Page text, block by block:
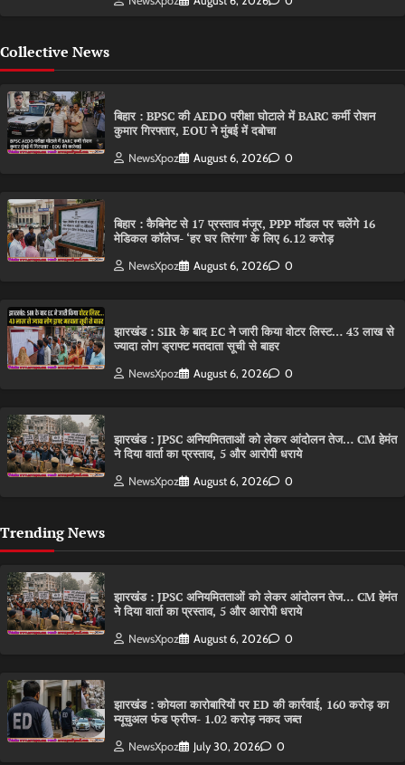
Collective News
बिहार : BPSC की AEDO परीक्षा घोटाले में BARC कर्मी रोशन
कुमार गिरफ्तार, EOU ने मुंबई में दबोचा
NewsXpoz August 6, 2026 0
बिहार : कैबिनेट से 17 प्रस्ताव मंजूर, PPP मॉडल पर चलेंगे 16
मेडिकल कॉलेज- ‘हर घर तिरंगा’ के लिए 6.12 करोड़
NewsXpoz August 6, 2026 0
झारखंड : SIR के बाद EC ने जारी किया वोटर लिस्ट… 43 लाख से
ज्यादा लोग ड्राफ्ट मतदाता सूची से बाहर
NewsXpoz August 6, 2026 0
झारखंड : JPSC अनियमितताओं को लेकर आंदोलन तेज… CM हेमंत
ने दिया वार्ता का प्रस्ताव, 5 और आरोपी धराये
NewsXpoz August 6, 2026 0
Trending News
झारखंड : JPSC अनियमितताओं को लेकर आंदोलन तेज… CM हेमंत
ने दिया वार्ता का प्रस्ताव, 5 और आरोपी धराये
NewsXpoz August 6, 2026 0
झारखंड : कोयला कारोबारियों पर ED की कार्रवाई, 160 करोड़ का
म्यूचुअल फंड फ्रीज- 1.02 करोड़ नकद जब्त
NewsXpoz July 30, 2026 0